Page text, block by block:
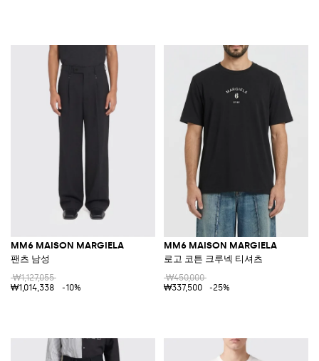
MM6 MAISON MARGIELA
팬츠 남성
₩1,127,055
₩1,014,338
-10%
MM6 MAISON MARGIELA
로고 코튼 크루넥 티셔츠
₩450,000
₩337,500
-25%